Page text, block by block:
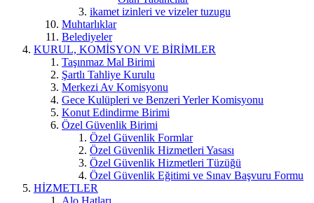
ikamet izinleri ve vizeler tuzugu
Muhtarlıklar
Belediyeler
KURUL, KOMİSYON VE BİRİMLER
Taşınmaz Mal Birimi
Şartlı Tahliye Kurulu
Merkezi Av Komisyonu
Gece Kulüpleri ve Benzeri Yerler Komisyonu
Konut Edindirme Birimi
Özel Güvenlik Birimi
Özel Güvenlik Formlar
Özel Güvenlik Hizmetleri Yasası
Özel Güvenlik Hizmetleri Tüzüğü
Özel Güvenlik Eğitimi ve Sınav Başvuru Formu
HİZMETLER
Alo Hatları